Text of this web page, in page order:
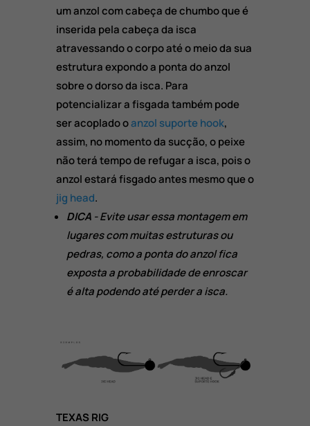
um anzol com cabeça de chumbo que é
inserida pela cabeça da isca
atravessando o corpo até o meio da sua
estrutura expondo a ponta do anzol
sobre o dorso da isca. Para
potencializar a fisgada também pode
ser acoplado oanzol suporte hook,
assim, no momento da sucção, o peixe
não terá tempo de refugar a isca, pois o
anzol estará fisgado antes mesmo que o
jig head.
DICA- Evite usar essa montagem em
lugares com muitas estruturas ou
pedras, como a ponta do anzol fica
exposta a probabilidade de enroscar
é alta podendo até perder a isca.
TEXAS RIG